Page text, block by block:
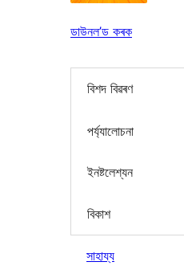
ডাউনল’ড কৰক
বিশদ বিৱৰণ
পৰ্য্যালোচনা
ইনষ্টলেশ্যন
বিকাশ
সাহায্য